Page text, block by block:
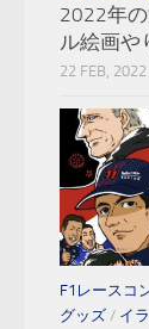
2022年
ル絵画や
22 FEB, 2022
F1レースコ
グッズ / イ